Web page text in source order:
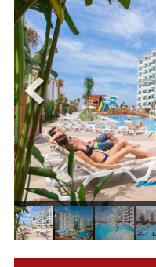
ЗА НАС
ФИРМЕНИ ДОКУМЕНТИ
0700 144 34
ПОСЛЕДВАЙТЕ НИ